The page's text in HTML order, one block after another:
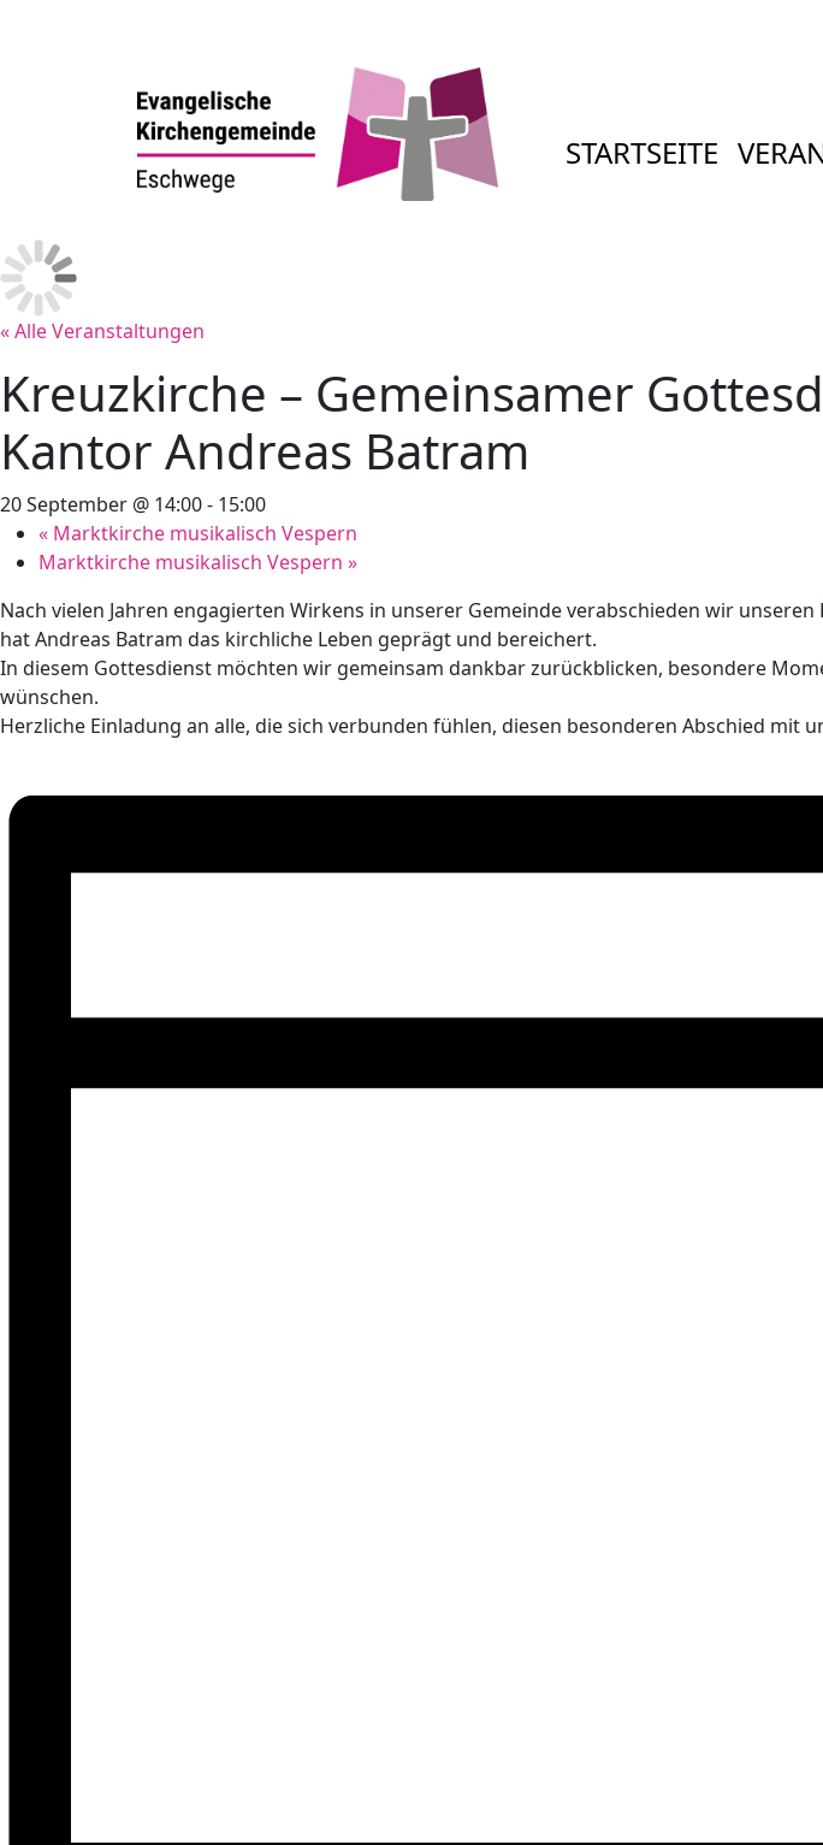
STARTSEITE
« Alle Veranstaltungen
Kreuzkirche – Gemeinsamer
Kantor Andreas Batram
20 September @ 14:00- 15:00
« Marktkirche musikalisch Vespern
Marktkirche musikalisch Vespern »
Nach vielen Jahren engagierten Wirkens in unserer Gemeinde verabschieden wir
hat Andreas Batram das kirchliche Leben geprägt und bereichert.
In diesem Gottesdienst möchten wir gemeinsam dankbar zurückblicken, besondere
wünschen.
Herzliche Einladung an alle, die sich verbunden fühlen, diesen besonderen Abschied mit